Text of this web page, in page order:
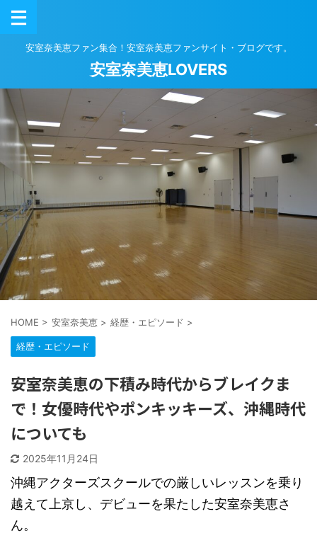
安室奈美恵ファン集合！安室奈美恵ファンサイト・ブログです。
安室奈美恵LOVERS
HOME > 安室奈美恵 > 経歴・エピソード >
経歴・エピソード
安室奈美恵の下積み時代からブレイクま
で！女優時代やポンキッキーズ、沖縄時代
についても
2025年11月24日
沖縄アクターズスクールでの厳しいレッスンを乗り
越えて上京し、デビューを果たした安室奈美恵さ
ん。